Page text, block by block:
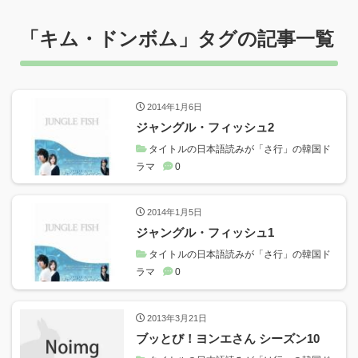
「キム・ドンボム 」タグの記事一覧
2014年1月6日
ジャングル・フィッシュ2
タイトルの日本語読みが「さ行」の韓国ド
ラマ
0
2014年1月5日
ジャングル・フィッシュ1
タイトルの日本語読みが「さ行」の韓国ド
ラマ
0
2013年3月21日
ブッとび！ヨンエさん シーズン10